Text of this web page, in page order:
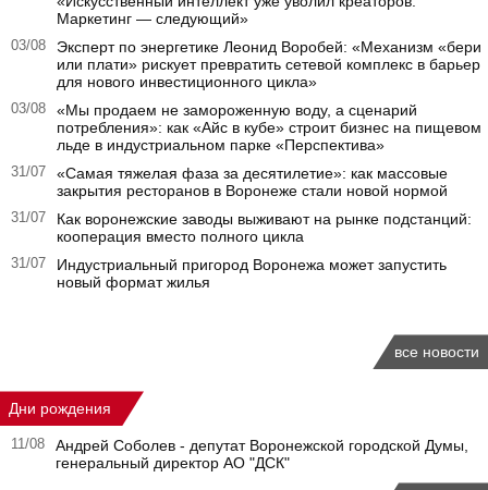
Маркетинг — следующий»
03/08
Эксперт по энергетике Леонид Воробей: «Механизм «бери
или плати» рискует превратить сетевой комплекс в барьер
для нового инвестиционного цикла»
03/08
«Мы продаем не замороженную воду, а сценарий
потребления»: как «Айс в кубе» строит бизнес на пищевом
льде в индустриальном парке «Перспектива»
31/07
«Самая тяжелая фаза за десятилетие»: как массовые
закрытия ресторанов в Воронеже стали новой нормой
31/07
Как воронежские заводы выживают на рынке подстанций:
кооперация вместо полного цикла
31/07
Индустриальный пригород Воронежа может запустить
новый формат жилья
все новости
Дни рождения
11/08
Андрей Соболев - депутат Воронежской городской Думы,
генеральный директор АО "ДСК"